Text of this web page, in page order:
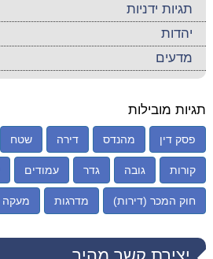
תגיות ידניות
יהדות
מדעים
תגיות מובילות
פסק דין מהנדס דירה שטח
קורות גובה גדר עמודים
חוק המכר (דירות) מדרגות מעקה